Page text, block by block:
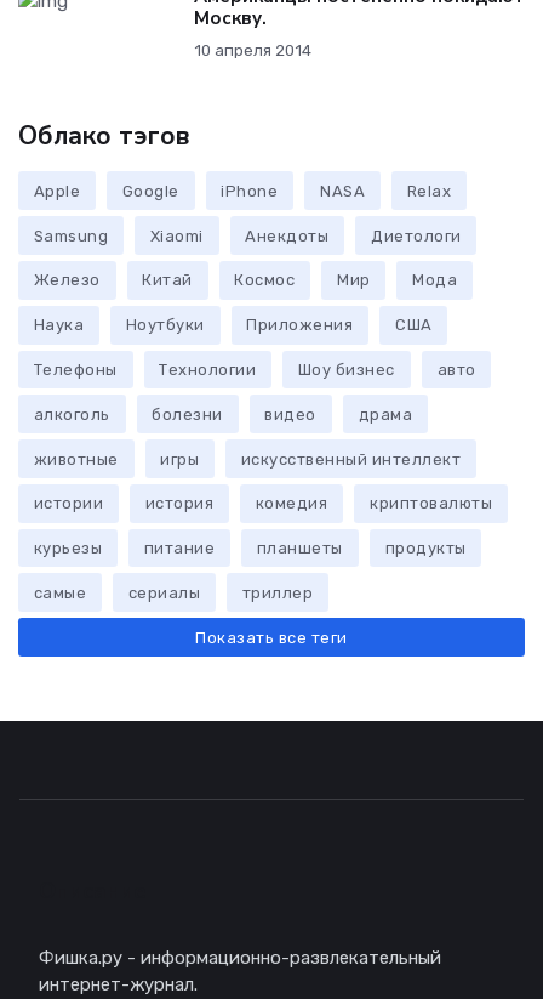
Москву.
10 апреля 2014
Облако тэгов
Apple Google iPhone NASA Relax
Samsung Xiaomi Анекдоты Диетологи
Железо Китай Космос Мир Мода
Наука Ноутбуки Приложения США
Телефоны Технологии Шоу бизнес авто
алкоголь болезни видео драма
животные игры искусственный интеллект
истории история комедия криптовалюты
курьезы питание планшеты продукты
самые сериалы триллер
Показать все теги
Фишка.ру - информационно-развлекательный
интернет-журнал.